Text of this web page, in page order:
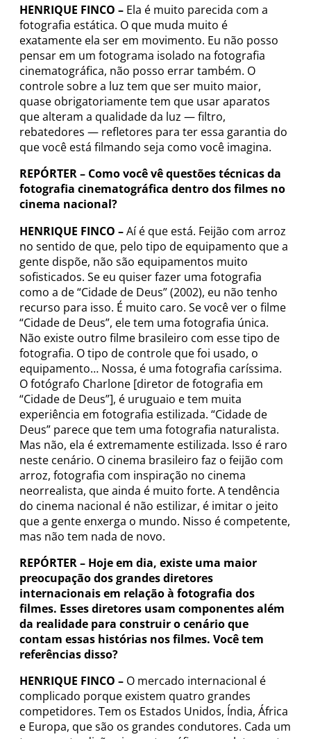
HENRIQUE FINCO – Ela é muito parecida com a
fotografia estática. O que muda muito é
exatamente ela ser em movimento. Eu não posso
pensar em um fotograma isolado na fotografia
cinematográfica, não posso errar também. O
controle sobre a luz tem que ser muito maior,
quase obrigatoriamente tem que usar aparatos
que alteram a qualidade da luz — filtro,
rebatedores — refletores para ter essa garantia do
que você está filmando seja como você imagina.
REPÓRTER – Como você vê questões técnicas da
fotografia cinematográfica dentro dos filmes no
cinema nacional?
HENRIQUE FINCO –Aí é que está. Feijão com arroz
no sentido de que, pelo tipo de equipamento que a
gente dispõe, não são equipamentos muito
sofisticados. Se eu quiser fazer uma fotografia
como a de “Cidade de Deus”(2002), eu não tenho
recurso para isso. É muito caro. Se você ver o filme
“Cidade de Deus”, ele tem uma fotografia única.
Não existe outro filme brasileiro com esse tipo de
fotografia. O tipo de controle que foi usado, o
equipamento… Nossa, é uma fotografia caríssima.
O fotógrafo Charlone [diretor de fotografia em
“Cidade de Deus”], é uruguaio e tem muita
experiência em fotografia estilizada. “Cidade de
Deus” parece que tem uma fotografia naturalista.
Mas não, ela é extremamente estilizada. Isso é raro
neste cenário. O cinema brasileiro faz o feijão com
arroz, fotografia com inspiração no cinema
neorrealista, que ainda é muito forte. A tendência
do cinema nacional é não estilizar, é imitar o jeito
que a gente enxerga o mundo. Nisso é competente,
mas não tem nada de novo.
REPÓRTER – Hoje em dia, existe uma maior
preocupação dos grandes diretores
internacionais em relação à fotografia dos
filmes. Esses diretores usam componentes além
da realidade para construir o cenário que
contam essas histórias nos filmes. Você tem
referências disso?
HENRIQUE FINCO – O mercado internacional é
complicado porque existem quatro grandes
competidores. Tem os Estados Unidos, Índia, África
e Europa, que são os grandes condutores. Cada um